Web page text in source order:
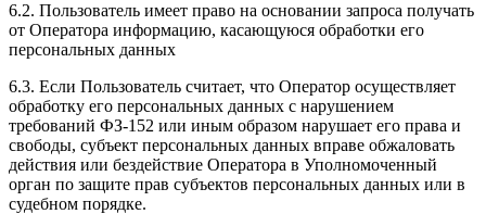
6.2. Пользователь имеет право на основании запроса получать
от Оператора информацию, касающуюся обработки его
персональных данных
6.3. Если Пользователь считает, что Оператор осуществляет
обработку его персональных данных с нарушением
требований ФЗ-152 или иным образом нарушает его права и
свободы, субъект персональных данных вправе обжаловать
действия или бездействие Оператора в Уполномоченный
орган по защите прав субъектов персональных данных или в
судебном порядке.